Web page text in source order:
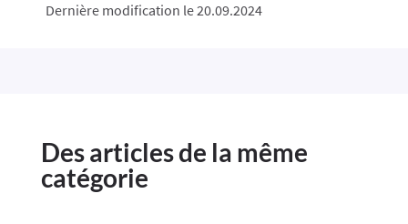
Dernière modification le 20.09.2024
Des articles de la même
catégorie